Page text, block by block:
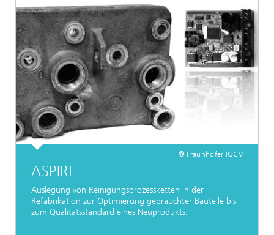
© Fraunhofer IGCV
ASPIRE
Auslegung von Reinigungsprozessketten in der
Refabrikation zur Optimierung gebrauchter Bauteile bis
zum Qualitätsstandard eines Neuprodukts.